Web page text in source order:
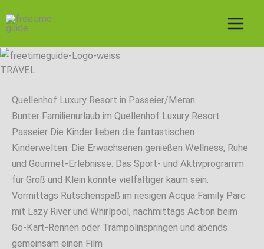
Inhalt
TRAVEL
Quellenhof Luxury Resort in Passeier/Meran
Bunter Familienurlaub im Quellenhof Luxury Resort
Passeier Die Kinder lieben die fantastischen
Kinderwelten. Die Erwachsenen genießen Wellness, Ruhe
und Gourmet-Erlebnisse. Das Sport- und Aktivprogramm
für Groß und Klein könnte vielfältiger kaum sein.
Vormittags Rutschenspaß im riesigen Acqua Family Parc
mit Lazy River und Whirlpool, nachmittags Action beim
Go-Kart-Rennen oder Trampolinspringen und abends
gemeinsam einen Film